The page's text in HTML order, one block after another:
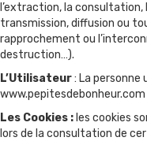
l’extraction, la
transmission, diffusion ou
rapprochement ou
destruction…).
L’Utilisateur: La
Les Cookies : les cookies
lors de la consultation de